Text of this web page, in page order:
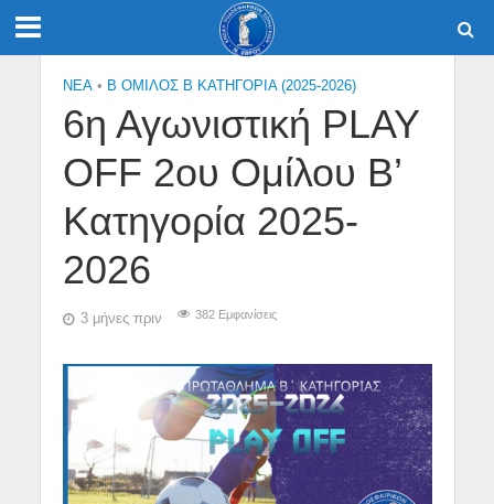
NEA • Β ΟΜΙΛΟΣ Β ΚΑΤΗΓΟΡΙΑ (2025-2026)
6η Αγωνιστική PLAY
OFF 2ου Ομίλου Β’
Κατηγορία 2025-
2026
3 μήνες πριν 382 Εμφανίσεις